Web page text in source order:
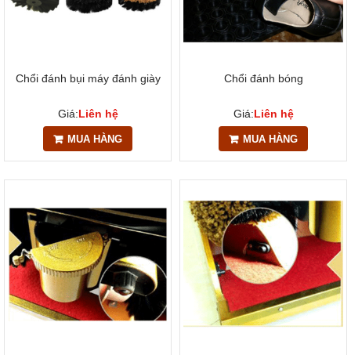
Chổi đánh bụi máy đánh giày
Giá:Liên hệ
MUA HÀNG
Chổi đánh bóng
Giá:Liên hệ
MUA HÀNG